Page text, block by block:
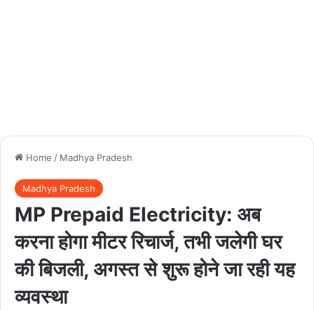
Home / Madhya Pradesh
Madhya Pradesh
MP Prepaid Electricity: अब
करना होगा मीटर रिचार्ज, तभी जलेगी घर
की बिजली, अगस्त से शुरू होने जा रही यह
व्यवस्था